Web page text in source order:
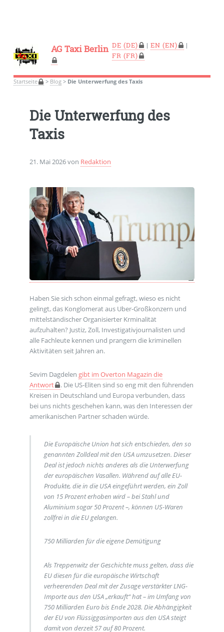
AG Taxi Berlin DE | EN
|
FR
Startseite > Blog> Die Unterwerfung des Taxis
Die Unterwerfung des
Taxis
21. Mai 2026 von Redaktion
Haben Sie sich schon einmal gefragt, wieso es nicht
gelingt, das Konglomerat aus Uber-Großkonzern und
mittelständischer Organisierter Krminalität
aufzuhalten? Justiz, Zoll, Investigativjournalisten und
alle Fachleute kennen und prangern die kriminellen
Aktivitäten seit Jahren an.
Sevim Dagdelen gibt im Overton Magazin die
Antwort
. Die US-Eliten sind so eng mit den führenden
Kreisen in Deutschland und Europa verbunden, dass
bei uns nichts geschehen kann, was den Interessen der
amerikanischen Partner schaden würde.
Die Europäische Union hat sich entschieden, den so
genannten Zolldeal mit den USA umzusetzen. Dieser
Deal ist jedoch nichts anderes als die Unterwerfung
der europäischen Vasallen. Während auf alle EU-
Produkte, die in die USA eingeführt werden, ein Zoll
von 15 Prozent erhoben wird – bei Stahl und
Aluminium sogar 50 Prozent –, können US-Waren
zollfrei in die EU gelangen.
750 Milliarden für die eigene Demütigung
Als Treppenwitz der Geschichte muss gelten, dass die
EU diesen für die europäische Wirtschaft
verheerenden Deal mit der Zusage verstärkter LNG-
Importe aus den USA „erkauft“ hat – im Umfang von
750 Milliarden Euro bis Ende 2028. Die Abhängigkeit
der EU von Flüssiggasimporten aus den USA steigt
damit von derzeit 57 auf 80 Prozent.